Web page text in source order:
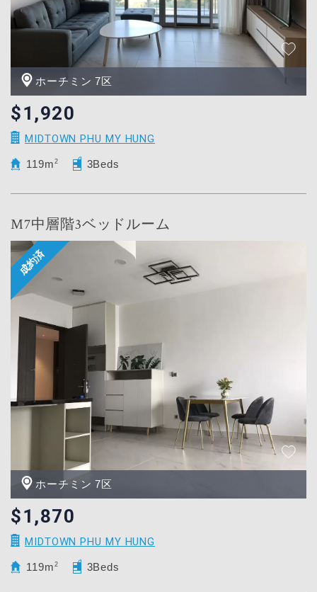
ホーチミン 7区
$1,920
MIDTOWN PHU MY HUNG
119m 2 3Beds
M7中層階3ベッドルーム
ホーチミン 7区
$1,870
MIDTOWN PHU MY HUNG
119m 2 3Beds